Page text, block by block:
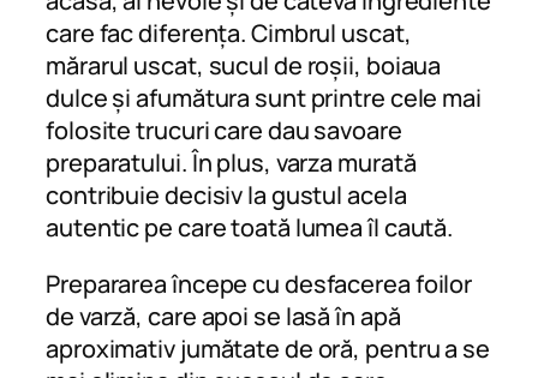
care fac diferența. Cimbrul uscat,
mărarul uscat, sucul de roșii, boiaua
dulce și afumătura sunt printre cele mai
folosite trucuri care dau savoare
preparatului. În plus, varza murată
contribuie decisiv la gustul acela
autentic pe care toată lumea îl caută.
Prepararea începe cu desfacerea foilor
de varză, care apoi se lasă în apă
aproximativ jumătate de oră, pentru a se